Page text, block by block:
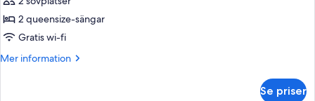
session]Forest
Tower
Deluxe
2 queensize-sängar
Gratis wi-fi
Mer information
Mer
Se priser